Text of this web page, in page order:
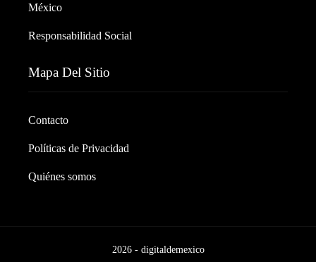
México
Responsabilidad Social
Mapa Del Sitio
Contacto
Políticas de Privacidad
Quiénes somos
2026 - digitaldemexico